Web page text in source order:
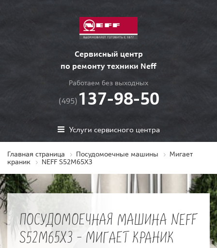
Сервисный центр
по ремонту техники Neff
Работаем без выходных
(495) 137-98-50
Услуги сервисного центра
Главная страница Посудомоечные машины
Мигает
краник
NEFF S52M65X3
ПОСУДОМОЕЧНАЯ МАШИНА NEFF
S52M65X3 - МИГАЕТ КРАНИК